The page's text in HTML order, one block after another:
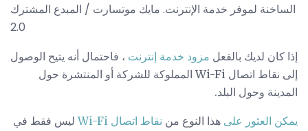
الساخنة لموفر خدمة الإنترنت. مايك موتسارت / المبدع المشترك
2.0
إذا كان لديك بالفعل مزود خدمة إنترنت ، فاحتمال أنه يتيح الوصول
إلى نقاط اتصال Wi-Fi المملوكة للشركة أو المنتشرة حول
المدينة وحول البلد.
يمكن العثور على هذا النوع من نقاط اتصال Wi-Fi
ليس فقط في